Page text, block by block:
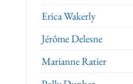
Erica Wakerly
Jérôme Delesne
Marianne Ratier